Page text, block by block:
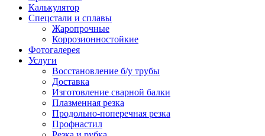
Калькулятор
Спецстали и сплавы
Жаропрочные
Коррозионностойкие
Фотогалерея
Услуги
Восстановление б/у трубы
Доставка
Изготовление сварной балки
Плазменная резка
Продольно-поперечная резка
Профнастил